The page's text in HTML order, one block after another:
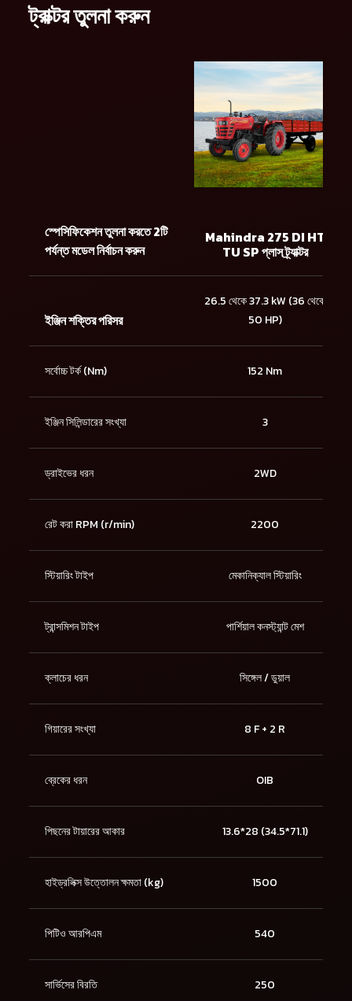
ট্রাক্টর তুলনা করুন
স্পেসিফিকেশন তুলনা করতে 2টি
পর্যন্ত মডেল নির্বাচন করুন
Mahindra 275 DI HT
TU SP প্লাস ট্র্যাক্টর
ইঞ্জিন শক্তির পরিসর
26.5 থেকে 37.3 kW (36 থেকে
50 HP)
সর্বোচ্চ টর্ক (Nm) 152 Nm
ইঞ্জিন সিলিন্ডারের সংখ্যা 3
ড্রাইভের ধরন 2WD
রেট করা RPM (r/min) 2200
স্টিয়ারিং টাইপ মেকানিক্যাল স্টিয়ারিং
ট্রান্সমিশন টাইপ পার্শিয়াল কনস্ট্যান্ট মেশ
ক্লাচের ধরন সিঙ্গেল / ডুয়াল
গিয়ারের সংখ্যা 8 F + 2 R
ব্রেকের ধরন OIB
পিছনের টায়ারের আকার 13.6*28 (34.5*71.1)
হাইড্রলিক্স উত্তোলন ক্ষমতা (kg) 1500
পিটিও আরপিএম 540
সার্ভিসের বিরতি 250